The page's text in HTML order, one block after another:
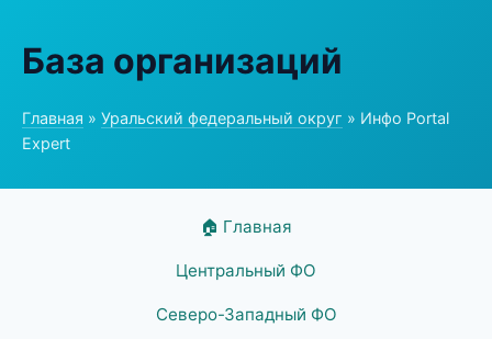
База организаций
Главная » Уральский федеральный округ » Инфо Portal
Expert
🏠 Главная
Центральный ФО
Северо-Западный ФО